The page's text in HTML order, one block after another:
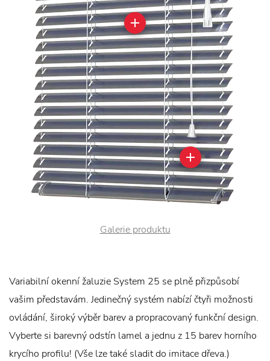
Galerie produktu
Variabilní okenní žaluzie System 25 se plně přizpůsobí
vašim představám. Jedinečný systém nabízí čtyři možnosti
ovládání, široký výběr barev a propracovaný funkční design.
Vyberte si barevný odstín lamel a jednu z 15 barev horního
krycího profilu! (Vše lze také sladit do imitace dřeva.)